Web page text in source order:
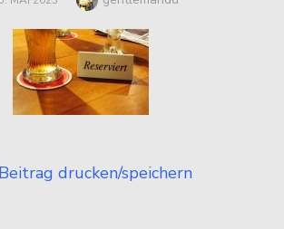
Beitrag drucken/speichern